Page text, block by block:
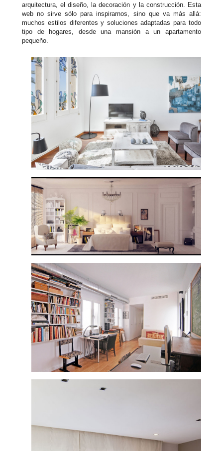
arquitectura, el diseño, la decoración y la construcción. Esta
web no sirve sólo para inspirarnos, sino que va más allá:
muchos estilos diferentes y soluciones adaptadas para todo
tipo de hogares, desde una mansión a un apartamento
pequeño.